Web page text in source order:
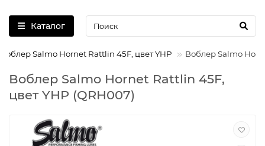
Каталог
Воблер Salmo Hornet Rattlin 45F, цвет YHP Воблер Salmo
Воблер Salmo Hornet Rattlin 45F,
цвет YHP (QRH007)